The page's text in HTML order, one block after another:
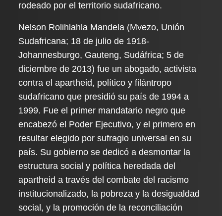
rodeado por el territorio sudafricano.
Nelson Rolihlahla Mandela (Mvezo, Unión
Sudafricana; 18 de julio de 1918-
Johannesburgo, Gauteng, Sudáfrica; 5 de
diciembre de 2013) fue un abogado, activista
contra el apartheid, político y filántropo
sudafricano que presidió su país de 1994 a
1999. Fue el primer mandatario negro que
encabezó el Poder Ejecutivo, y el primero en
resultar elegido por sufragio universal en su
país. Su gobierno se dedicó a desmontar la
estructura social y política heredada del
apartheid a través del combate del racismo
institucionalizado, la pobreza y la desigualdad
social, y la promoción de la reconciliación